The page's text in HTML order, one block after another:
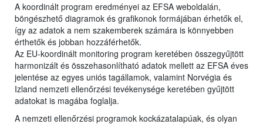
A koordinált program eredményei az EFSA weboldalán,
böngészhető diagramok és grafikonok formájában érhetők el,
így az adatok a nem szakemberek számára is könnyebben
érthetők és jobban hozzáférhetők.
Az EU-koordinált monitoring program keretében összegyűjtött
harmonizált és összehasonlítható adatok mellett az EFSA éves
jelentése az egyes uniós tagállamok, valamint Norvégia és
Izland nemzeti ellenőrzési tevékenysége keretében gyűjtött
adatokat is magába foglalja.
A nemzeti ellenőrzési programok kockázatalapúak, és olyan